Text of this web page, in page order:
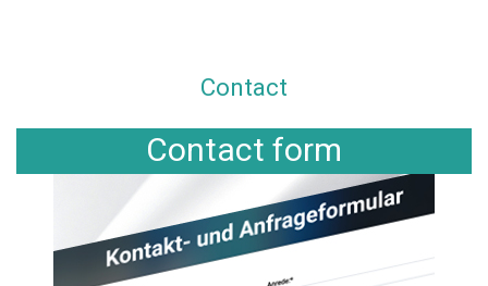
Contact
Contact form